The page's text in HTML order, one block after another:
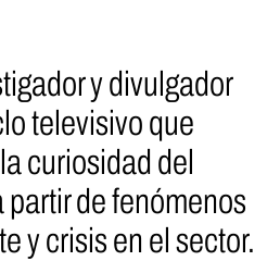
y divulgador
televisivo que
curiosidad del
de fenómenos
y crisis en el sector.